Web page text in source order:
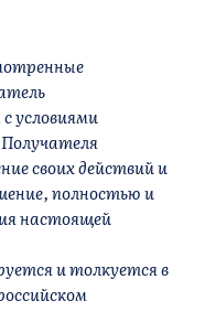
условиями
своих действий и
полностью и
настоящей
и толкуется в